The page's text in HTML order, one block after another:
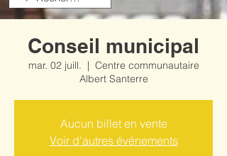
Conseil municipal
mar. 02 juill.
  |
Centre communautaire
Albert Santerre
Aucun billet en vente
Voir d'autres événements